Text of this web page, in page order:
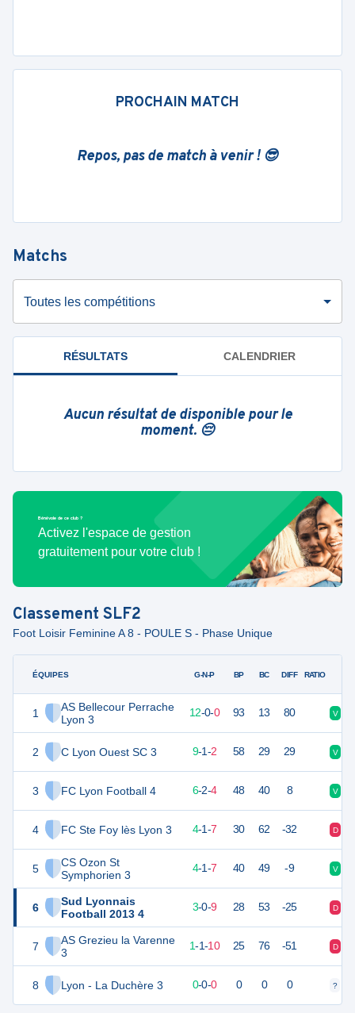
PROCHAIN MATCH
Repos, pas de match à venir ! 😎
Matchs
Toutes les compétitions
RÉSULTATS CALENDRIER
Aucun résultat de disponible pour le
moment. 😔
Bénévole de ce club ?
Activez l'espace de gestion
gratuitement pour votre club !
Classement SLF2
Foot Loisir Feminine A 8 - POULE S - Phase Unique
ÉQUIPES
1
AS Bellecour Perrache
Lyon 3
2 C Lyon Ouest SC 3
3 FC Lyon Football 4
4 FC Ste Foy lès Lyon 3
5
CS Ozon St
Symphorien 3
6
Sud Lyonnais
Football 2013 4
7
AS Grezieu la Varenne
3
8 Lyon - La Duchère 3
G-N-P BP BC DIFF RATIO
36 12 12-0-0 93 13 80 V
28 9-1-2 58 29 29 V
20 6-2-4 48 40 8 V
13 12 4-1-7 30 62 -32 D
4-1-7 40 49 -9 V
9 3-0-9 28 53 -25 D
4 12 1-1-10 25 76 -51 D
0 0-0-0 0 0 0 ?